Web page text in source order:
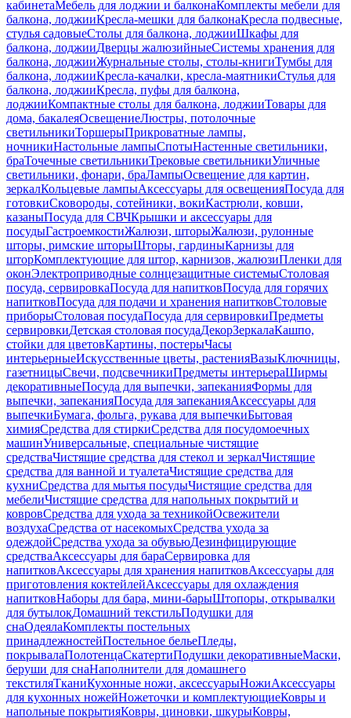
кабинетаМебель для лоджии и балконаКомплекты мебели для
балкона, лоджииКресла-мешки для балконаКресла подвесные,
стулья садовыеСтолы для балкона, лоджииШкафы для
балкона, лоджииДверцы жалюзийныеСистемы хранения для
балкона, лоджииЖурнальные столы, столы-книгиТумбы для
балкона, лоджииКресла-качалки, кресла-маятникиСтулья для
балкона, лоджииКресла, пуфы для балкона,
лоджииКомпактные столы для балкона, лоджииТовары для
дома, бакалеяОсвещениеЛюстры, потолочные
светильникиТоршерыПрикроватные лампы,
ночникиНастольные лампыСпотыНастенные светильники,
браТочечные светильникиТрековые светильникиУличные
светильники, фонари, браЛампыОсвещение для картин,
зеркалКольцевые лампыАксессуары для освещенияПосуда для
готовкиСковороды, сотейники, вокиКастрюли, ковши,
казаныПосуда для СВЧКрышки и аксессуары для
посудыГастроемкостиЖалюзи, шторыЖалюзи, рулонные
шторы, римские шторыШторы, гардиныКарнизы для
шторКомплектующие для штор, карнизов, жалюзиПленки для
оконЭлектроприводные солнцезащитные системыСтоловая
посуда, сервировкаПосуда для напитковПосуда для горячих
напитковПосуда для подачи и хранения напитковСтоловые
приборыСтоловая посудаПосуда для сервировкиПредметы
сервировкиДетская столовая посудаДекорЗеркалаКашпо,
стойки для цветовКартины, постерыЧасы
интерьерныеИскусственные цветы, растенияВазыКлючницы,
газетницыСвечи, подсвечникиПредметы интерьераШирмы
декоративныеПосуда для выпечки, запеканияФормы для
выпечки, запеканияПосуда для запеканияАксессуары для
выпечкиБумага, фольга, рукава для выпечкиБытовая
химияСредства для стиркиСредства для посудомоечных
машинУниверсальные, специальные чистящие
средстваЧистящие средства для стекол и зеркалЧистящие
средства для ванной и туалетаЧистящие средства для
кухниСредства для мытья посудыЧистящие средства для
мебелиЧистящие средства для напольных покрытий и
ковровСредства для ухода за техникойОсвежители
воздухаСредства от насекомыхСредства ухода за
одеждойСредства ухода за обувьюДезинфицирующие
средстваАксессуары для бараСервировка для
напитковАксессуары для хранения напитковАксессуары для
приготовления коктейлейАксессуары для охлаждения
напитковНаборы для бара, мини-барыШтопоры, открывалки
для бутылокДомашний текстильПодушки для
снаОдеялаКомплекты постельных
принадлежностейПостельное бельеПледы,
покрывалаПолотенцаСкатертиПодушки декоративныеМаски,
беруши для снаНаполнители для домашнего
текстиляТканиКухонные ножи, аксессуарыНожиАксессуары
для кухонных ножейНожеточки и комплектующиеКовры и
напольные покрытияКовры, циновки, шкурыКовры,